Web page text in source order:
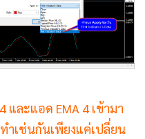
และแอด EMA 4 เข้ามา
ำเช่นกันเพียงแค่เปลี่ยน